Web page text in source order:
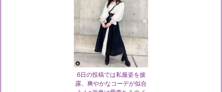
6日の投稿では私服姿を披
露。爽やかなコーデが似合